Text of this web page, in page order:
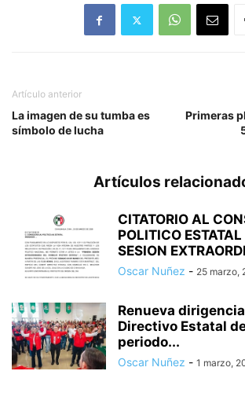
Artículo anterior
La imagen de su tumba es
símbolo de lucha
Primeras
Artículos
CITATORIO AL
POLITICO
SESION
Oscar Nuñez - 25 marzo,
Renueva
Directivo Estatal
periodo...
Oscar Nuñez - 1 marzo,